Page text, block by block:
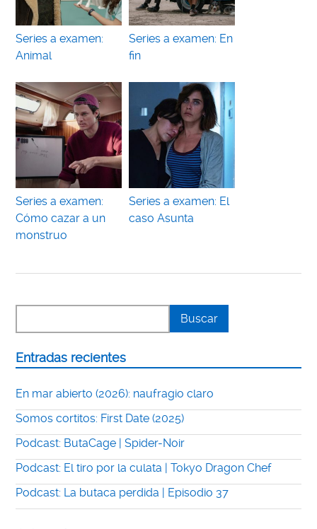
Series a examen:
Animal
Series a examen: En
fin
Series a examen:
Cómo cazar a un
monstruo
Series a examen: El
caso Asunta
Entradas recientes
En mar abierto (2026): naufragio claro
Somos cortitos: First Date (2025)
Podcast: ButaCage | Spider-Noir
Podcast: El tiro por la culata | Tokyo Dragon Chef
Podcast: La butaca perdida | Episodio 37